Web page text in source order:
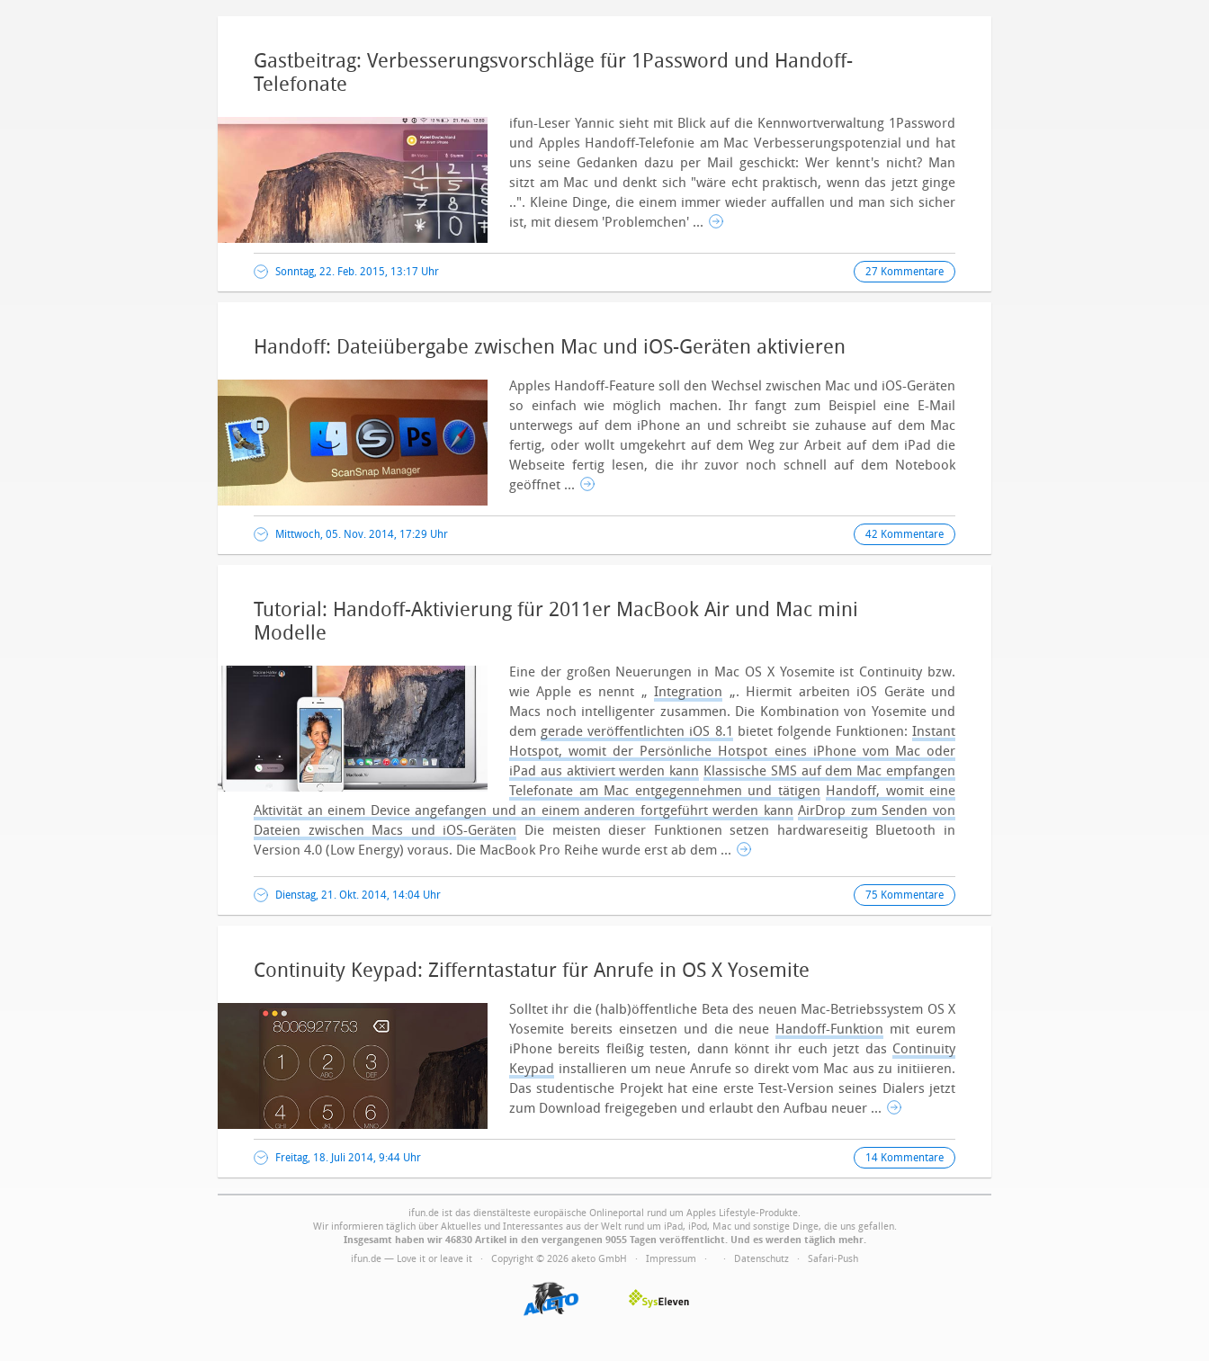
Gastbeitrag: Verbesserungsvorschläge für 1Password und Handoff-
Telefonate
ifun-Leser Yannic sieht mit Blick auf die Kennwortverwaltung 1Password
und Apples Handoff-Telefonie am Mac Verbesserungspotenzial und hat
uns seine Gedanken dazu per Mail geschickt: Wer kennt's nicht? Man
sitzt am Mac und denkt sich "wäre echt praktisch, wenn das jetzt ginge
..". Kleine Dinge, die einem immer wieder auffallen und man sich sicher
ist, mit diesem 'Problemchen' ...
Sonntag, 22. Feb. 2015, 13:17 Uhr 27 Kommentare
Handoff: Dateiübergabe zwischen Mac und iOS-Geräten aktivieren
Apples Handoff-Feature soll den Wechsel zwischen Mac und iOS-Geräten
so einfach wie möglich machen. Ihr fangt zum Beispiel eine E-Mail
unterwegs auf dem iPhone an und schreibt sie zuhause auf dem Mac
fertig, oder wollt umgekehrt auf dem Weg zur Arbeit auf dem iPad die
Webseite fertig lesen, die ihr zuvor noch schnell auf dem Notebook
geöffnet ...
Mittwoch, 05. Nov. 2014, 17:29 Uhr 42 Kommentare
Tutorial: Handoff-Aktivierung für 2011er MacBook Air und Mac mini
Modelle
Eine der großen Neuerungen in Mac OS X Yosemite ist Continuity bzw.
wie Apple es nennt „Integration „. Hiermit arbeiten iOS Geräte und
Macs noch intelligenter zusammen. Die Kombination von Yosemite und
dem gerade veröffentlichten iOS 8.1 bietet folgende Funktionen: Instant
Hotspot, womit der Persönliche Hotspot eines iPhone vom Mac oder
iPad aus aktiviert werden kann Klassische SMS auf dem Mac empfangen
Telefonate am Mac entgegennehmen und tätigen Handoff, womit eine
Aktivität an einem Device angefangen und an einem anderen fortgeführt werden kann AirDrop zum Senden von
Dateien zwischen Macs und iOS-Geräten Die meisten dieser Funktionen setzen hardwareseitig Bluetooth in
Version 4.0 (Low Energy) voraus. Die MacBook Pro Reihe wurde erst ab dem ...
Dienstag, 21. Okt. 2014, 14:04 Uhr 75 Kommentare
Continuity Keypad: Zifferntastatur für Anrufe in OS X Yosemite
Solltet ihr die (halb)öffentliche Beta des neuen Mac-Betriebssystem OS X
Yosemite bereits einsetzen und die neue Handoff-Funktion mit eurem
iPhone bereits fleißig testen, dann könnt ihr euch jetzt das Continuity
Keypad installieren um neue Anrufe so direkt vom Mac aus zu initiieren.
Das studentische Projekt hat eine erste Test-Version seines Dialers jetzt
zum Download freigegeben und erlaubt den Aufbau neuer ...
Freitag, 18. Juli 2014, 9:44 Uhr 14 Kommentare
ifun.de ist das dienstälteste europäische Onlineportal rund um Apples Lifestyle-Produkte.
Wir informieren täglich über Aktuelles und Interessantes aus der Welt rund um iPad, iPod, Mac und sonstige Dinge, die uns gefallen.
Insgesamt haben wir 46830 Artikel in den vergangenen 9055 Tagen veröffentlicht. Und es werden täglich mehr.
ifun.de — Love it or leave it · Copyright © 2026 aketo GmbH · Impressum · · Datenschutz · Safari-Push